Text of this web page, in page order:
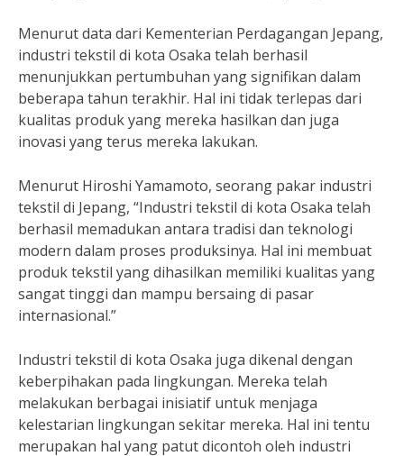
Menurut data dari Kementerian Perdagangan Jepang,
industri tekstil di kota Osaka telah berhasil
menunjukkan pertumbuhan yang signifikan dalam
beberapa tahun terakhir. Hal ini tidak terlepas dari
kualitas produk yang mereka hasilkan dan juga
inovasi yang terus mereka lakukan.
Menurut Hiroshi Yamamoto, seorang pakar industri
tekstil di Jepang, “Industri tekstil di kota Osaka telah
berhasil memadukan antara tradisi dan teknologi
modern dalam proses produksinya. Hal ini membuat
produk tekstil yang dihasilkan memiliki kualitas yang
sangat tinggi dan mampu bersaing di pasar
internasional.”
Industri tekstil di kota Osaka juga dikenal dengan
keberpihakan pada lingkungan. Mereka telah
melakukan berbagai inisiatif untuk menjaga
kelestarian lingkungan sekitar mereka. Hal ini tentu
merupakan hal yang patut dicontoh oleh industri